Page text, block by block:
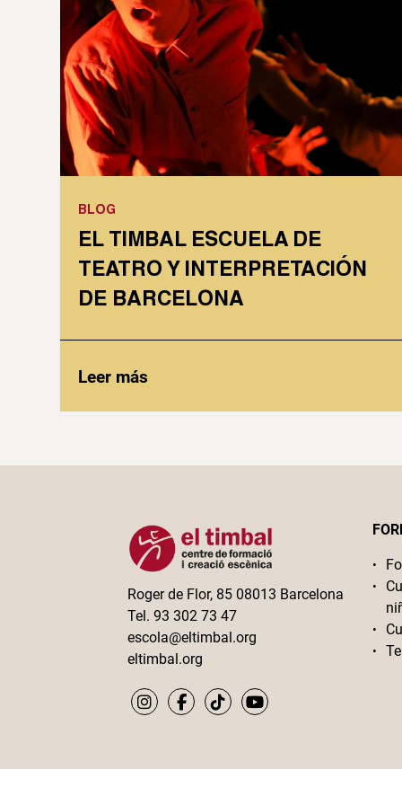
BLOG
EL TIMBAL ESCUELA DE
TEATRO Y INTERPRETACIÓN
DE BARCELONA
Leer más
Roger de Flor, 85 08013 Barcelona
Tel. 93 302 73 47
escola@eltimbal.org
eltimbal.org